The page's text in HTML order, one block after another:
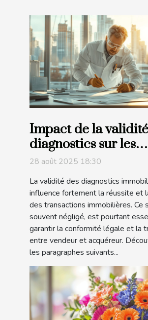
Impact de la
diagnostics sur les
transactions
28 août 2025 18:30
La validité des diagnostics
influence fortement la réussite et
des transactions immobilières. Ce
souvent négligé, est pourtant
garantir la conformité légale et la
entre vendeur et acquéreur.
les paragraphes suivants...